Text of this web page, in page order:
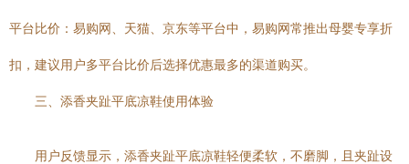
平台比价：易购网、天猫、京东等平台中，易购网常推出母婴专享折
扣，建议用户多平台比价后选择优惠最多的渠道购买。
三、添香夹趾平底凉鞋使用体验
用户反馈显示，添香夹趾平底凉鞋轻便柔软，不磨脚，且夹趾设